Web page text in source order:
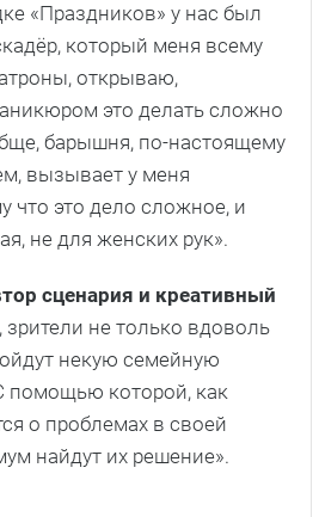
«Праздников» у нас был
который меня всему
открываю,
это делать сложно
барышня, по-настоящему
вызывает у меня
что это дело сложное, и
не для женских рук».
сценария и креативный
не только вдоволь
некую семейную
помощью которой, как
о проблемах в своей
найдут их решение».